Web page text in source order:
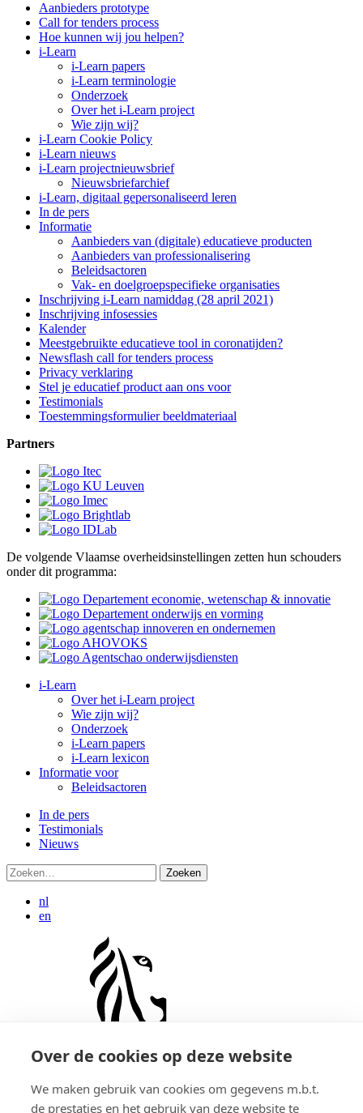
Over de cookies op deze website
We maken gebruik van cookies om gegevens m.b.t.
de prestaties en het gebruik van deze website te
Aanbieders prototype
Call for tenders process
Hoe kunnen wij jou helpen?
i-Learn
i-Learn papers
i-Learn terminologie
Onderzoek
Over het i-Learn project
Wie zijn wij?
i-Learn Cookie Policy
i-Learn nieuws
i-Learn projectnieuwsbrief
Nieuwsbriefarchief
i-Learn, digitaal gepersonaliseerd leren
In de pers
Informatie
Aanbieders van (digitale) educatieve producten
Aanbieders van professionalisering
Beleidsactoren
Vak- en doelgroepspecifieke organisaties
Inschrijving i-Learn namiddag (28 april 2021)
Inschrijving infosessies
Kalender
Meestgebruikte educatieve tool in coronatijden?
Newsflash call for tenders process
Privacy verklaring
Stel je educatief product aan ons voor
Testimonials
Toestemmingsformulier beeldmateriaal
Partners
De volgende Vlaamse overheidsinstellingen zetten hun schouders
onder dit programma:
i-Learn
Over het i-Learn project
Wie zijn wij?
Onderzoek
i-Learn papers
i-Learn lexicon
Informatie voor
Beleidsactoren
In de pers
Testimonials
Nieuws
Zoeken:
nl
en
verbeelding werkt